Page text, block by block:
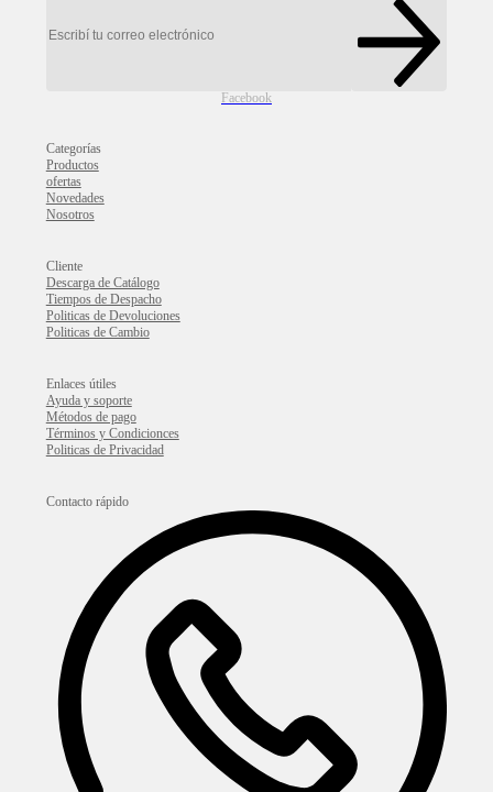
Facebook
Categorías
Productos
ofertas
Novedades
Nosotros
Cliente
Descarga de Catálogo
Tiempos de Despacho
Politicas de Devoluciones
Politicas de Cambio
Enlaces útiles
Ayuda y soporte
Métodos de pago
Términos y Condicionces
Politicas de Privacidad
Contacto rápido